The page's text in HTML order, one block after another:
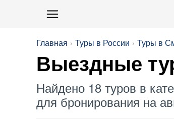
Главная Туры в России Туры в
Выездные
Найдено 18 туров в
для бронирования на